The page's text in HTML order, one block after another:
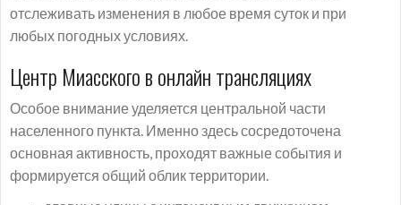
отслеживать изменения в любое время суток и при
любых погодных условиях.
Центр Миасского в онлайн трансляциях
Особое внимание уделяется центральной части
населенного пункта. Именно здесь сосредоточена
основная активность, проходят важные события и
формируется общий облик территории.